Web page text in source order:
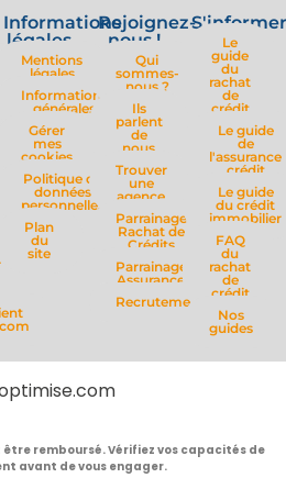
Informations
légales
Mentions
légales
Informations
générales
Gérer
mes
cookies
Politique de
données
personnelles
Plan
du
site
Rejoignez-
nous !
Qui
sommes-
nous ?
Ils
parlent
de
nous
Trouver
une
agence
Parrainage
Rachat de
Crédits
Parrainage
Assurance
Recrutement
Le
guide
du
rachat
de
crédit
Le guide
de
l'assurance
crédit
Le guide
du crédit
immobilier
FAQ
du
rachat
de
crédit
Nos
guides
remboursé. Vérifiez vos capacités de
avant de vous engager.